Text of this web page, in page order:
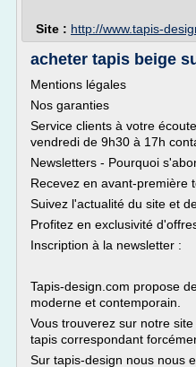
Site : http://www.tapis-
acheter tapis beige
Mentions légales
Nos garanties
Service clients à votre
vendredi de 9h30 à 17h
Newsletters - Pourquoi
Recevez en avant-première
Suivez l'actualité du site et
Profitez en exclusivité
Inscription à la newsletter :
Tapis-design.com propose
moderne et contemporain.
Vous trouverez sur notre
tapis correspondant
Sur tapis-design nous nous